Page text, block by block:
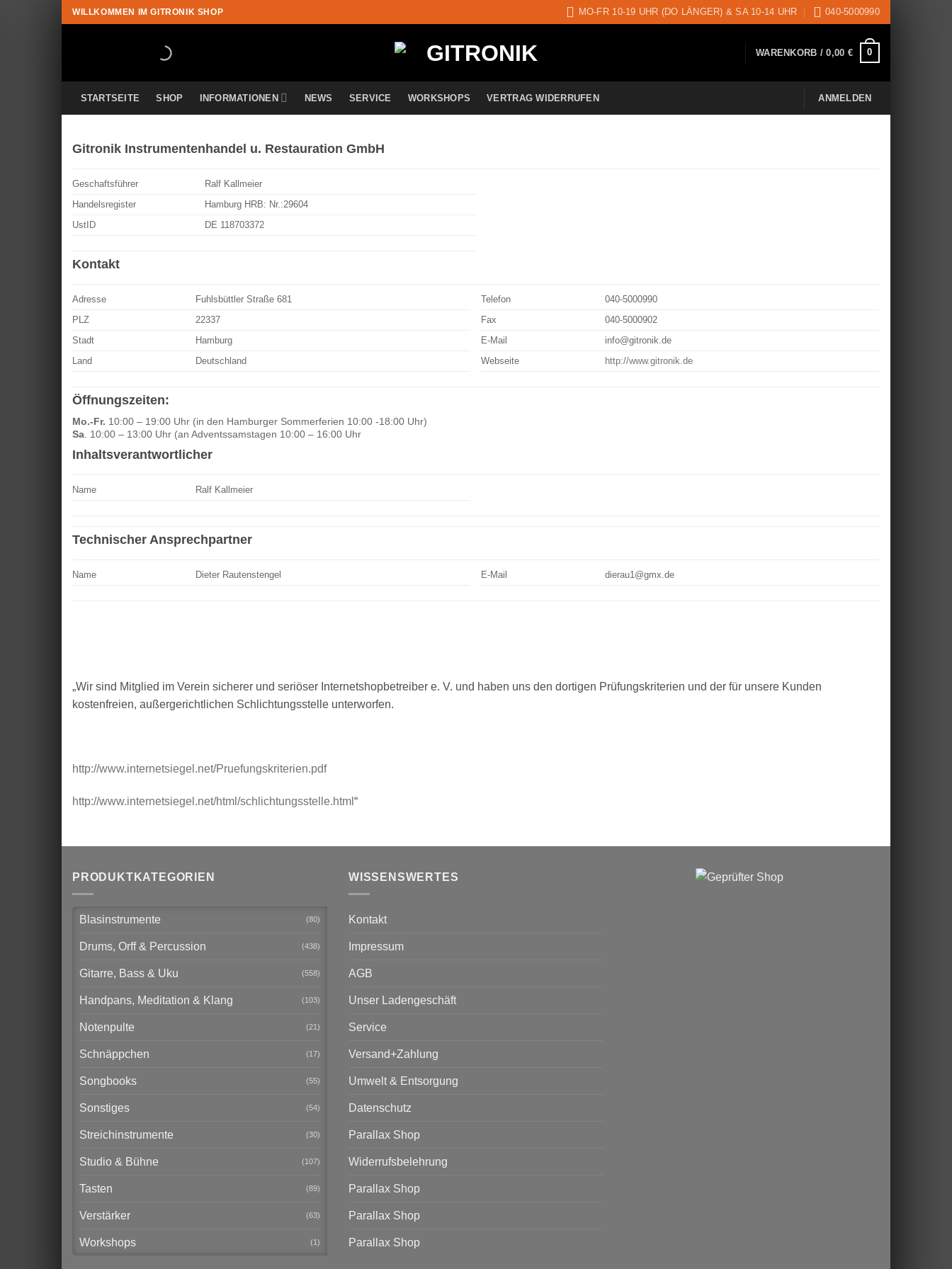
Zum
Inhalt
WILLKOMMEN IM GITRONIK SHOP MO-FR 10-19 UHR (DO LÄNGER) & SA 10-14 UHR 040-5000990
WARENKORB /0,00 € 0
STARTSEITE SHOP INFORMATIONEN NEWS SERVICE WORKSHOPS VERTRAG WIDERRUFEN ANMELDEN
Gitronik Instrumentenhandel u. Restauration GmbH
Geschaftsführer
Ralf Kallmeier
Handelsregister
Hamburg HRB: Nr.:29604
UstID
DE 118703372
Kontakt
Adresse
Fuhlsbüttler Straße 681
PLZ
22337
Stadt
Hamburg
Land
Deutschland
Telefon
040-5000990
Fax
040-5000902
E-Mail
info@gitronik.de
Webseite
http://www.gitronik.de
Öffnungszeiten:
Mo.-Fr. 10:00 – 19:00 Uhr (in den Hamburger Sommerferien 10:00 -18:00 Uhr)
Sa . 10:00 – 13:00 Uhr (an Adventssamstagen 10:00 – 16:00 Uhr
Inhaltsverantwortlicher
Name Ralf Kallmeier
Technischer Ansprechpartner
Name Dieter Rautenstengel E-Mail dierau1@gmx.de
„Wir sind Mitglied im Verein sicherer und seriöser Internetshopbetreiber e. V. und haben uns den dortigen Prüfungskriterien und der für unsere Kunden
kostenfreien, außergerichtlichen Schlichtungsstelle unterworfen.
http://www.internetsiegel.net/Pruefungskriterien.pdf
http://www.internetsiegel.net/html/schlichtungsstelle.html “
PRODUKTKATEGORIEN
Blasinstrumente (80)
Drums, Orff & Percussion (438)
Gitarre, Bass & Uku (558)
Handpans, Meditation & Klang (103)
Notenpulte (21)
Schnäppchen (17)
Songbooks (55)
Sonstiges (54)
Streichinstrumente (30)
Studio & Bühne (107)
Tasten (89)
Verstärker (63)
Workshops (1)
WISSENSWERTES
Kontakt
Impressum
AGB
Unser Ladengeschäft
Service
Versand+Zahlung
Umwelt & Entsorgung
Datenschutz
Parallax Shop
Widerrufsbelehrung
Parallax Shop
Parallax Shop
Parallax Shop